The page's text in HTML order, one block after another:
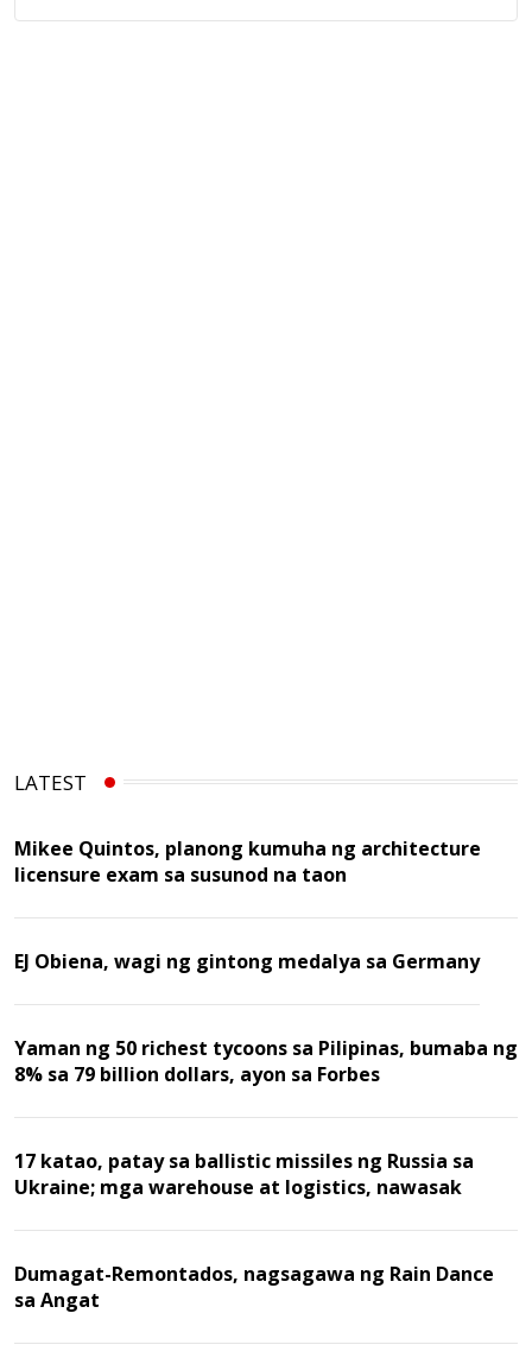
LATEST
Mikee Quintos, planong kumuha ng architecture
licensure exam sa susunod na taon
EJ Obiena, wagi ng gintong medalya sa Germany
Yaman ng 50 richest tycoons sa Pilipinas, bumaba ng
8% sa 79 billion dollars, ayon sa Forbes
17 katao, patay sa ballistic missiles ng Russia sa
Ukraine; mga warehouse at logistics, nawasak
Dumagat-Remontados, nagsagawa ng Rain Dance
sa Angat